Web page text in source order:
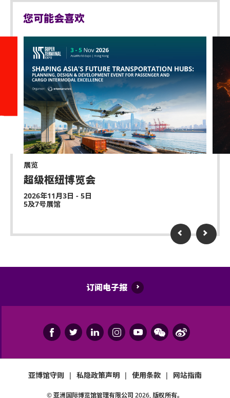
您可能会喜欢
展览
超级枢纽博览会
2026年11月3日 - 5日
5及7号展馆
订阅电子报
亚博馆守则 | 私隐政策声明 | 使用条款 | 网站指南
© 亚洲国际博览馆管理有限公司 2026, 版权所有。